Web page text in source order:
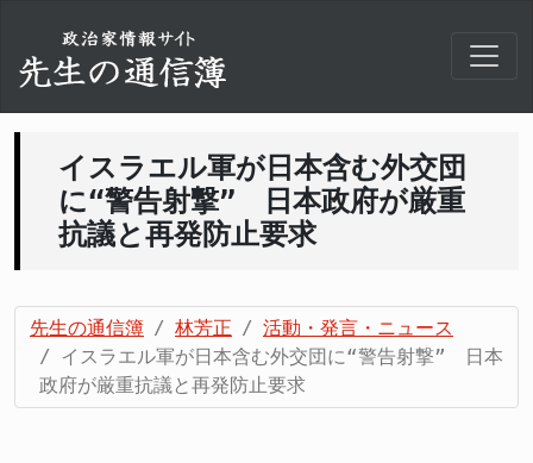
イスラエル軍が日本含む外交団
に“警告射撃” 日本政府が厳重
抗議と再発防止要求
先生の通信簿 林芳正
活動・発言・ニュース
イスラエル軍が日本含む外交団に“警告射撃” 日本
政府が厳重抗議と再発防止要求